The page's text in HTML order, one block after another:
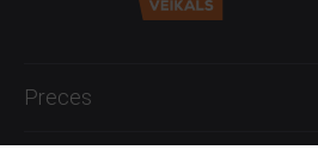
Preces